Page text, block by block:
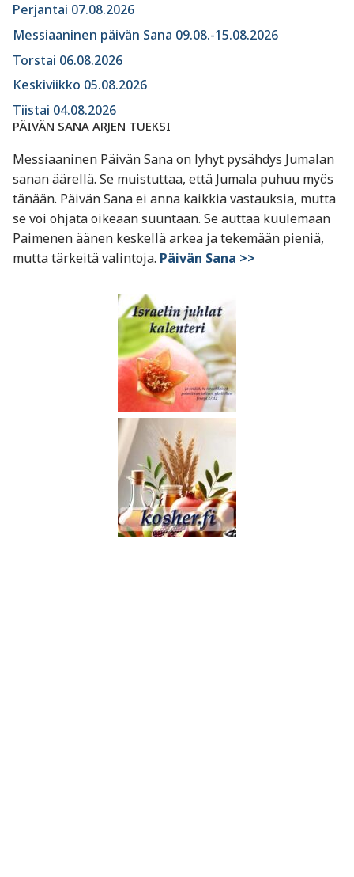
Perjantai 07.08.2026
Messiaaninen päivän Sana 09.08.-15.08.2026
Torstai 06.08.2026
Keskiviikko 05.08.2026
Tiistai 04.08.2026
PÄIVÄN SANA ARJEN TUEKSI
Messiaaninen Päivän Sana on lyhyt pysähdys Jumalan
sanan äärellä. Se muistuttaa, että Jumala puhuu myös
tänään. Päivän Sana ei anna kaikkia vastauksia, mutta
se voi ohjata oikeaan suuntaan. Se auttaa kuulemaan
Paimenen äänen keskellä arkea ja tekemään pieniä,
mutta tärkeitä valintoja. Päivän Sana >>